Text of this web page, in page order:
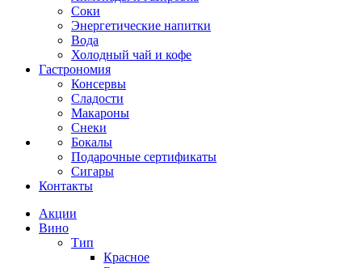
Соки
Энергетические напитки
Вода
Холодный чай и кофе
Гастрономия
Консервы
Сладости
Макароны
Снеки
Бокалы
Подарочные сертификаты
Сигары
Контакты
Акции
Вино
Тип
Красное